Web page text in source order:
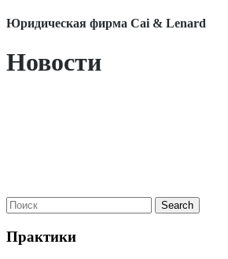
Юридическая фирма Cai & Lenard
Новости
Практики